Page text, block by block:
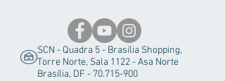
SCN - Quadra 5 - Brasília Shopping,
Torre Norte, Sala 1122 - Asa Norte
Brasília, DF - 70.715-900